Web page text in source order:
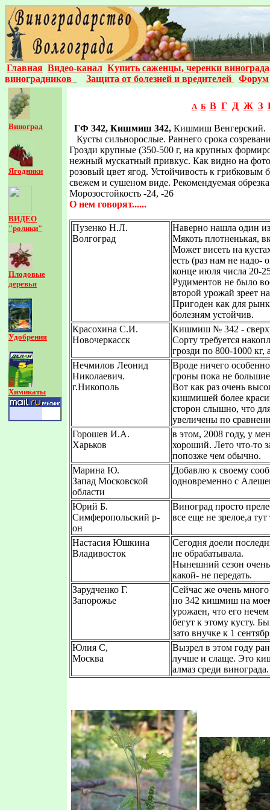
Главная Видео-канал Купить саженцы, черенки винограда
виноградников
Защита от болезней и вредителей Форум
Виноград
Ягодники
ВИДЕО
"ролики"
Плодовые
деревья
Удобрения
Химикаты
А Б В Г Д Ж З
ГФ 342, Кишмиш 342, Кишмиш Венгерский.
Кусты сильнорослые. Раннего срока
Грозди крупные (350-500 г, на крупных
нежный мускатный привкус. Как видно на
розовый цвет ягод. Устойчивость к
свежем и сушеном виде. Рекомендуемая обрезка
Морозостойкость -24, -26
О нем говорят......
Пузенко Н.Л.
Волгоград
Наверно нашла один
Мякоть плотненькая,
Может висеть на
есть (раз нам не надо-
конце июля числа 20-
Рудиментов не было
второй урожай зреет
Пригоден как для
болезням устойчив.
Красохина С.И.
Новочеркасск
Кишмиш № 342 -
Сорту требуется
грозди по 800-1000 кг,
Нечмилов Леонид
Николаевич.
г.Никополь
Вроде ничего
гроны пока не
Вот как раз очень
кишмишей более
сторон слышно, что
увеличены по
Горошев И.А.
Харьков
в этом, 2008 году, у
хороший. Лето что-то
попозже чем обычно.
Марина Ю.
Запад Московской
области
Добавлю к своему
одновременно с
Юрий Б.
Симферопольский р-
он
Виноград просто
все еще не зрелое,а
Настасия Юшкина
Владивосток
Сегодня доели
не обрабатывала.
Нынешний сезон
какой- не передать.
Зарудченко Г.
Запорожье
Сейчас же очень
но 342 кишмиш на моем
урожаен, что его
бегут к этому кусту.
зато внучке к 1
Юлия С,
Москва
Вызрел в этом году
лучше и слаще. Это
алмаз среди винограда.